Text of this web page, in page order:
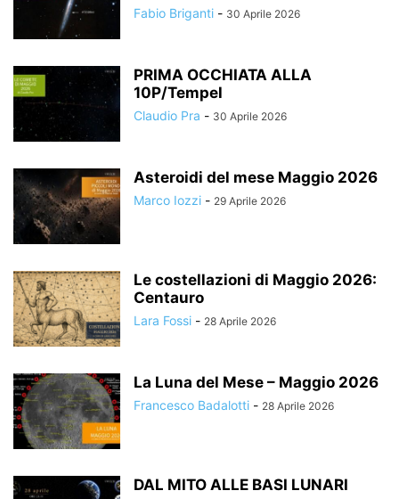
Fabio Briganti - 30 Aprile 2026
PRIMA OCCHIATA ALLA
10P/Tempel
Claudio Pra - 30 Aprile 2026
Asteroidi del mese Maggio 2026
Marco Iozzi - 29 Aprile 2026
Le costellazioni di Maggio 2026:
Centauro
Lara Fossi - 28 Aprile 2026
La Luna del Mese – Maggio 2026
Francesco Badalotti - 28 Aprile 2026
DAL MITO ALLE BASI LUNARI